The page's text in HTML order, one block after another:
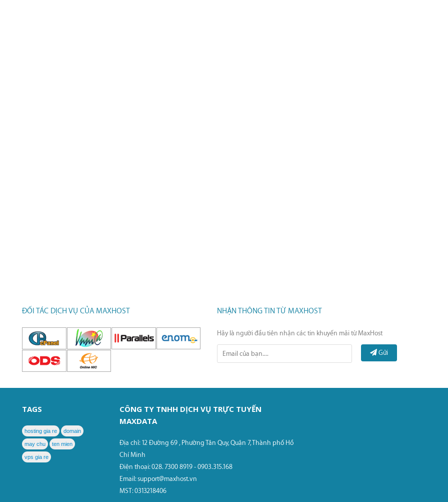
ĐỐI TÁC DỊCH VỤ CỦA MAXHOST NHẬN THÔNG TIN TỪ MAXHOST
Hãy là người đầu tiên nhận các tin khuyến mãi từ MaxHost
Gửi
TAGS
hosting gia re domain
may chu ten mien
vps gia re
CÔNG TY TNHH DỊCH VỤ TRỰC TUYẾN
MAXDATA
Địa chỉ: 12 Đường 69 , Phường Tân Quy, Quận 7, Thành phố Hồ
Chí Minh
Điện thoại: 028. 7300 8919 - 0903.315.168
Email: support@maxhost.vn
MST: 0313218406